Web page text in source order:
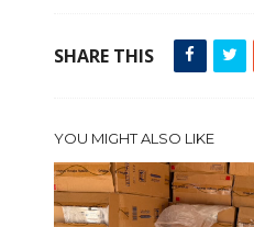
SHARE THIS
YOU MIGHT ALSO LIKE